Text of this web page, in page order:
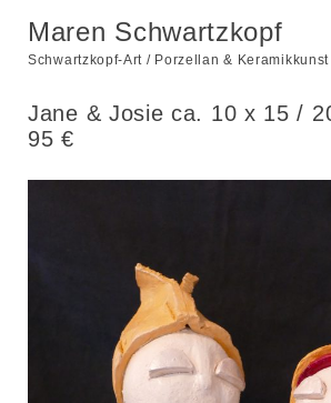
Maren Schwartzkopf
Schwartzkopf-Art / Porzellan & Keramikkunst
Jane & Josie ca. 10 x 15 /
95 €